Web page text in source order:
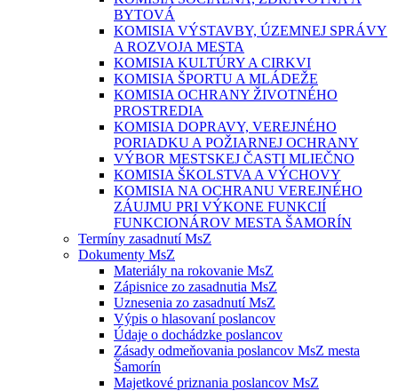
BYTOVÁ
KOMISIA VÝSTAVBY, ÚZEMNEJ SPRÁVY
A ROZVOJA MESTA
KOMISIA KULTÚRY A CIRKVI
KOMISIA ŠPORTU A MLÁDEŽE
KOMISIA OCHRANY ŽIVOTNÉHO
PROSTREDIA
KOMISIA DOPRAVY, VEREJNÉHO
PORIADKU A POŽIARNEJ OCHRANY
VÝBOR MESTSKEJ ČASTI MLIEČNO
KOMISIA ŠKOLSTVA A VÝCHOVY
KOMISIA NA OCHRANU VEREJNÉHO
ZÁUJMU PRI VÝKONE FUNKCIÍ
FUNKCIONÁROV MESTA ŠAMORÍN
Termíny zasadnutí MsZ
Dokumenty MsZ
Materiály na rokovanie MsZ
Zápisnice zo zasadnutia MsZ
Uznesenia zo zasadnutí MsZ
Výpis o hlasovaní poslancov
Údaje o dochádzke poslancov
Zásady odmeňovania poslancov MsZ mesta
Šamorín
Majetkové priznania poslancov MsZ